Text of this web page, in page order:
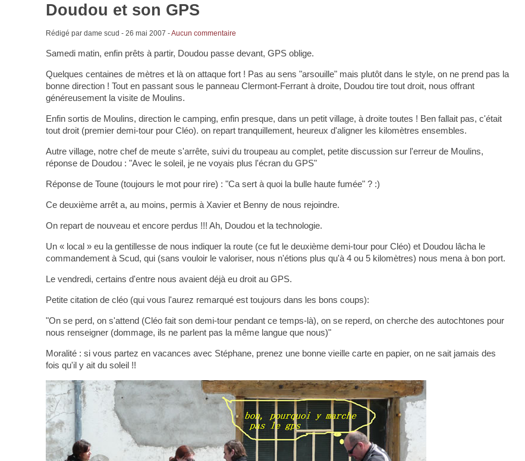
Doudou et son GPS
Rédigé par dame scud - 26 mai 2007 -Aucun commentaire
Samedi matin, enfin prêts à partir, Doudou passe devant, GPS oblige.
Quelques centaines de mètres et là on attaque fort ! Pas au sens "arsouille" mais plutôt dans le style, on ne prend pas la
bonne direction ! Tout en passant sous le panneau Clermont-Ferrant à droite, Doudou tire tout droit, nous offrant
généreusement la visite de Moulins.
Enfin sortis de Moulins, direction le camping, enfin presque, dans un petit village, à droite toutes ! Ben fallait pas, c'était
tout droit (premier demi-tour pour Cléo). on repart tranquillement, heureux d'aligner les kilomètres ensembles.
Autre village, notre chef de meute s'arrête, suivi du troupeau au complet, petite discussion sur l'erreur de Moulins,
réponse de Doudou : "Avec le soleil, je ne voyais plus l'écran du GPS"
Réponse de Toune (toujours le mot pour rire) : "Ca sert à quoi la bulle haute fumée" ? :)
Ce deuxième arrêt a, au moins, permis à Xavier et Benny de nous rejoindre.
On repart de nouveau et encore perdus !!! Ah, Doudou et la technologie.
Un « local » eu la gentillesse de nous indiquer la route (ce fut le deuxième demi-tour pour Cléo) et Doudou lâcha le
commandement à Scud, qui (sans vouloir le valoriser, nous n'étions plus qu'à 4 ou 5 kilomètres) nous mena à bon port.
Le vendredi, certains d'entre nous avaient déjà eu droit au GPS.
Petite citation de cléo (qui vous l'aurez remarqué est toujours dans les bons coups):
"On se perd, on s'attend (Cléo fait son demi-tour pendant ce temps-là), on se reperd, on cherche des autochtones pour
nous renseigner (dommage, ils ne parlent pas la même langue que nous)"
Moralité : si vous partez en vacances avec Stéphane, prenez une bonne vieille carte en papier, on ne sait jamais des
fois qu'il y ait du soleil !!